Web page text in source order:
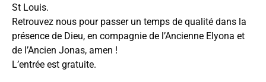
St Louis.
Retrouvez nous pour passer un temps de qualité dans la
présence de Dieu, en compagnie de l’Ancienne Elyona et
de l’Ancien Jonas, amen !
L’entrée est gratuite.